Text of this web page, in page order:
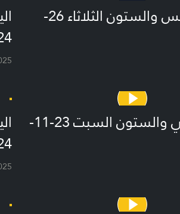
اليوم الخامس والستون الثلاثاء 26-
اليوم الثاني والستون السبت 23-11-